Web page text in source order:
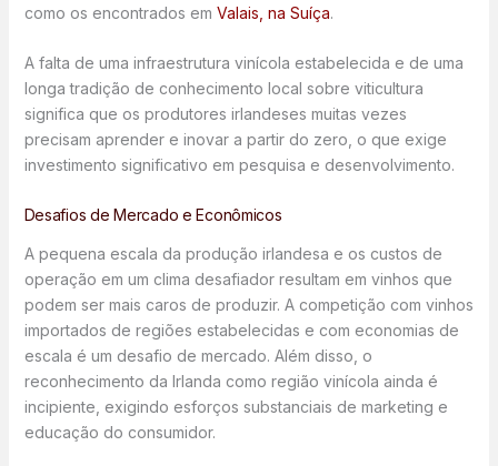
como os encontrados em Valais, na Suíça.
A falta de uma infraestrutura vinícola estabelecida e de uma
longa tradição de conhecimento local sobre viticultura
significa que os produtores irlandeses muitas vezes
precisam aprender e inovar a partir do zero, o que exige
investimento significativo em pesquisa e desenvolvimento.
Desafios de Mercado e Econômicos
A pequena escala da produção irlandesa e os custos de
operação em um clima desafiador resultam em vinhos que
podem ser mais caros de produzir. A competição com vinhos
importados de regiões estabelecidas e com economias de
escala é um desafio de mercado. Além disso, o
reconhecimento da Irlanda como região vinícola ainda é
incipiente, exigindo esforços substanciais de marketing e
educação do consumidor.